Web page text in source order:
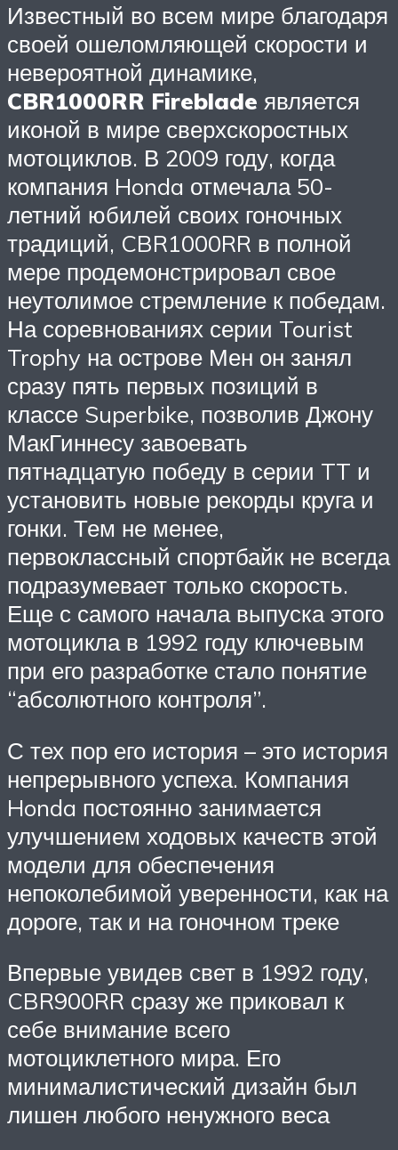
Известный во всем мире благодаря
своей ошеломляющей скорости и
невероятной динамике,
CBR1000RR Fireblade является
иконой в мире сверхскоростных
мотоциклов. В 2009 году, когда
компания Honda отмечала 50-
летний юбилей своих гоночных
традиций, CBR1000RR в полной
мере продемонстрировал свое
неутолимое стремление к победам.
На соревнованиях серии Tourist
Trophy на острове Мен он занял
сразу пять первых позиций в
классе Superbike, позволив Джону
МакГиннесу завоевать
пятнадцатую победу в серии TT и
установить новые рекорды круга и
гонки. Тем не менее,
первоклассный спортбайк не всегда
подразумевает только скорость.
Еще с самого начала выпуска этого
мотоцикла в 1992 году ключевым
при его разработке стало понятие
“абсолютного контроля”.
С тех пор его история – это история
непрерывного успеха. Компания
Honda постоянно занимается
улучшением ходовых качеств этой
модели для обеспечения
непоколебимой уверенности, как на
дороге, так и на гоночном треке
Впервые увидев свет в 1992 году,
CBR900RR сразу же приковал к
себе внимание всего
мотоциклетного мира. Его
минималистический дизайн был
лишен любого ненужного веса